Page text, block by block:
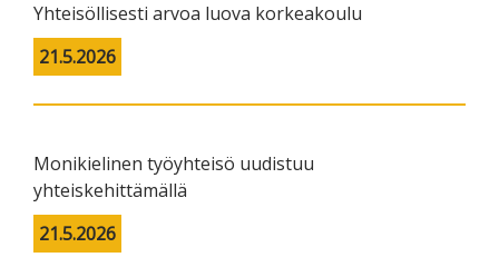
Yhteisöllisesti arvoa luova korkeakoulu
21.5.2026
Monikielinen työyhteisö uudistuu
yhteiskehittämällä
21.5.2026